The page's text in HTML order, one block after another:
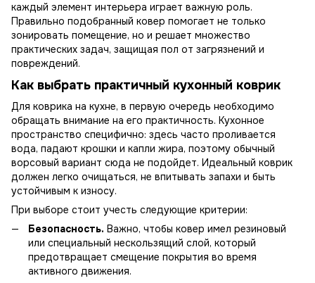
каждый элемент интерьера играет важную роль.
Правильно подобранный ковер помогает не только
зонировать помещение, но и решает множество
практических задач, защищая пол от загрязнений и
повреждений.
Как выбрать практичный кухонный коврик
Для коврика на кухне, в первую очередь необходимо
обращать внимание на его практичность. Кухонное
пространство специфично: здесь часто проливается
вода, падают крошки и капли жира, поэтому обычный
ворсовый вариант сюда не подойдет. Идеальный коврик
должен легко очищаться, не впитывать запахи и быть
устойчивым к износу.
При выборе стоит учесть следующие критерии:
Безопасность. Важно, чтобы ковер имел резиновый
или специальный нескользящий слой, который
предотвращает смещение покрытия во время
активного движения.